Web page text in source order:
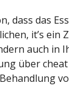
dass das
it’s
auch in
über